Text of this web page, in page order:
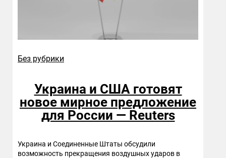
Без рубрики
Украина и США готовят
новое мирное предложение
для России — Reuters
Украина и Соединенные Штаты обсудили
возможность прекращения воздушных ударов в